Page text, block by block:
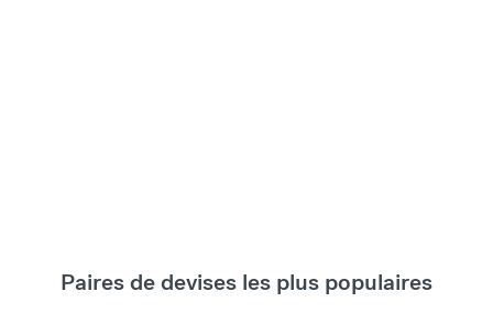
Paires de devises les plus populaires